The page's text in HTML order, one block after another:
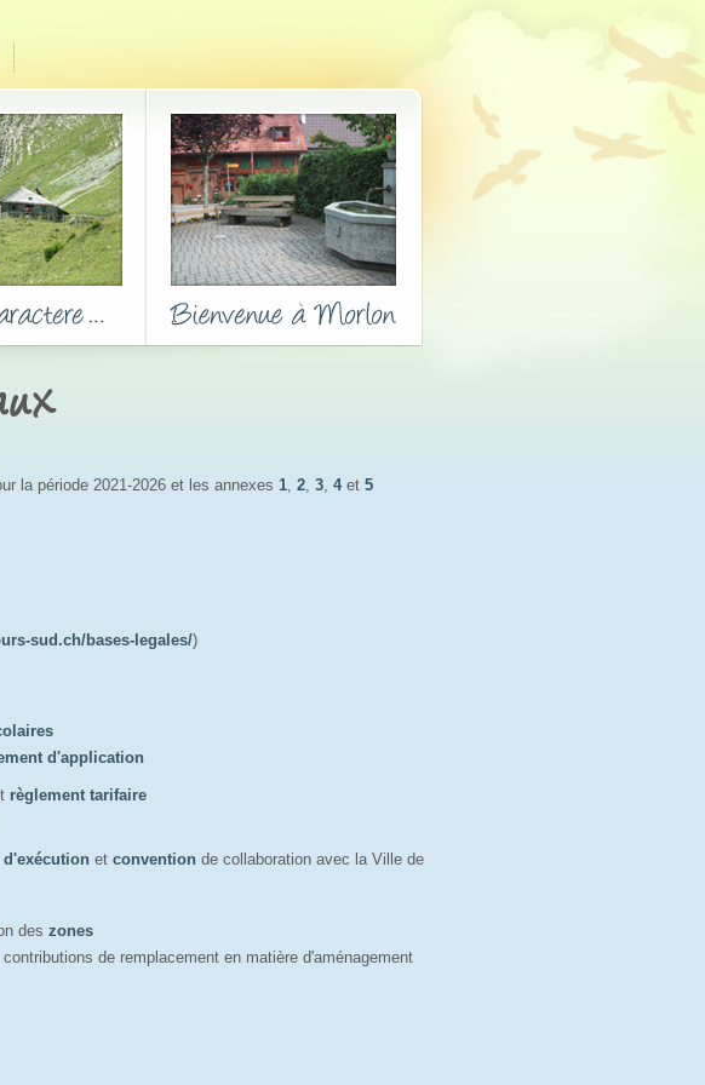
la période 2021-2026 et les annexes 1, 2, 3, 4et 5
sud.ch/bases-legales/)
d'application
règlement tarifaire
d'exécution et convention de collaboration avec la Ville de
des zones
de remplacement en matière d'aménagement